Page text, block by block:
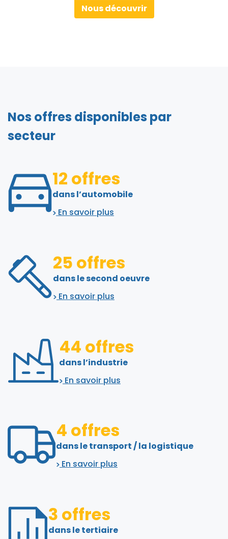
Nous découvrir
Nos offres disponibles par
secteur
12 offres
dans l’automobile
En savoir plus
25 offres
dans le second oeuvre
En savoir plus
44 offres
dans l’industrie
En savoir plus
4 offres
dans le transport / la logistique
En savoir plus
3 offres
dans le tertiaire